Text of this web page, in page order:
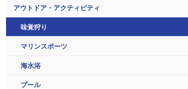
アウトドア・アクティビティ
味覚狩り
マリンスポーツ
海水浴
プール